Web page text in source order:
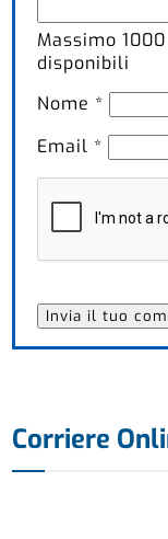
Massimo1000
disponibili
Nome *
Email *
Corriere